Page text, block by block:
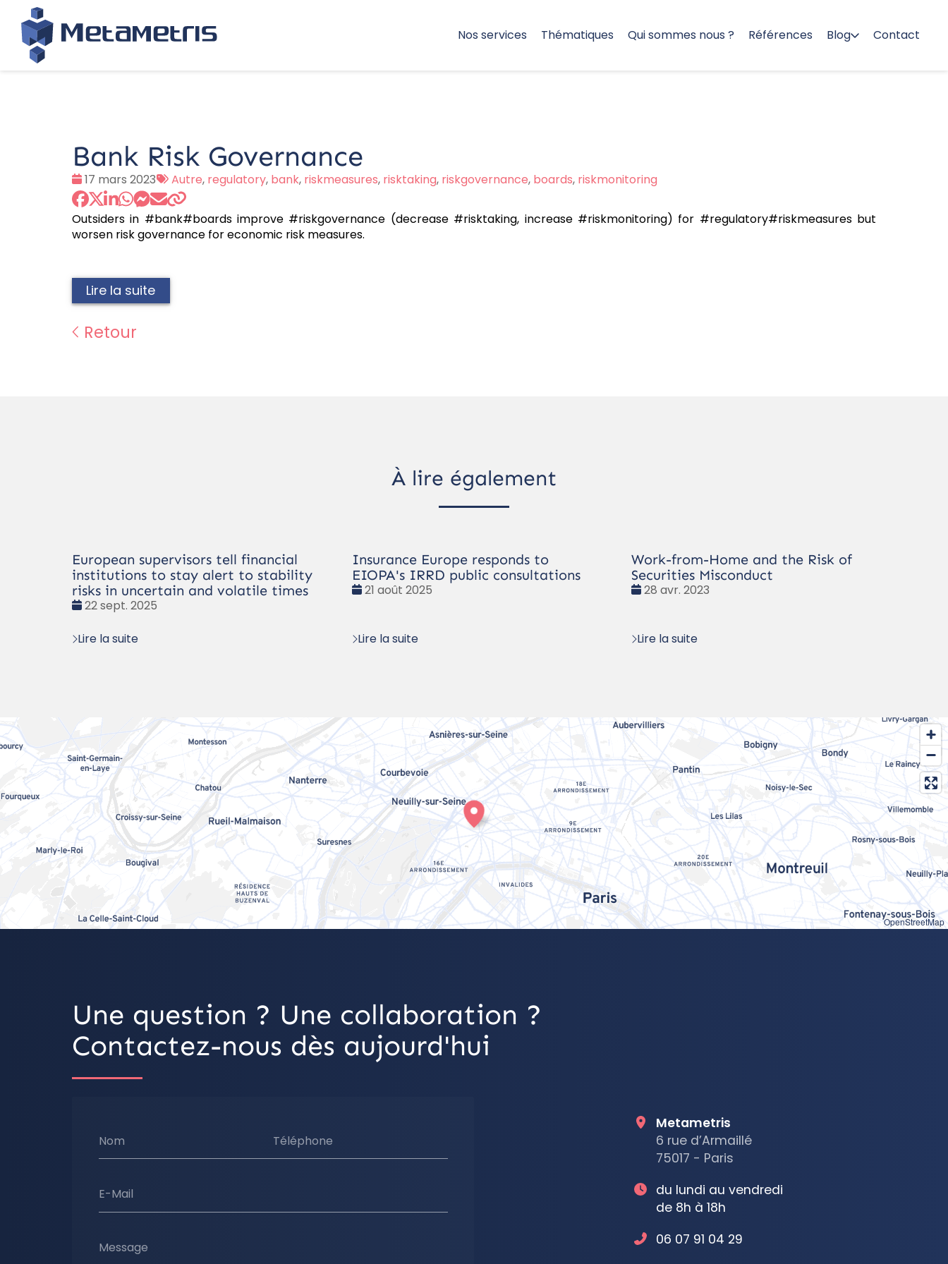
Nos services Thématiques Qui sommes nous ? Références Blog Contact
Bank Risk Governance
Date
:
17 mars 2023
Tags
:
Autre, regulatory, bank, riskmeasures, risktaking, riskgovernance, boards, riskmonitoring
Outsiders in #bank#boards improve #riskgovernance (decrease #risktaking, increase #riskmonitoring) for #regulatory#riskmeasures but
worsen risk governance for economic risk measures.
Lire la suite
Retour
À lire également
European supervisors tell financial
institutions to stay alert to stability
risks in uncertain and volatile times
Date
22 sept. 2025
Lire la suite
Insurance Europe responds to
EIOPA's IRRD public consultations
Date
21 août 2025
Lire la suite
Work-from-Home and the Risk of
Securities Misconduct
Date
28 avr. 2023
Lire la suite
OpenStreetMap
Une question ? Une collaboration ?
Contactez-nous dès aujourd'hui
Nom Téléphone
E-Mail
Message
Metametris
6 rue d’Armaillé
75017 - Paris
du lundi au vendredi
de 8h à 18h
06 07 91 04 29